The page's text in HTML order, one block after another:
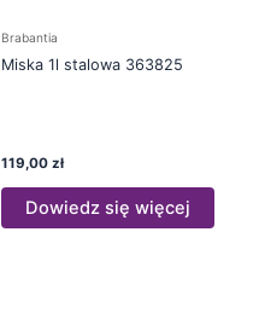
Brabantia
Miska 1l stalowa 363825
119,00 zł
Dowiedz się więcej